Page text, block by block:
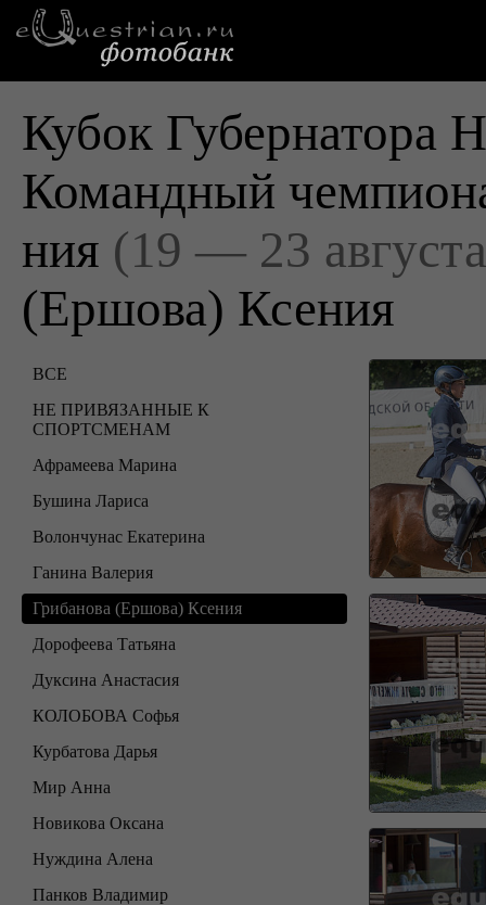
Кубок Губернатора
Командный
ния (19 — 23
(Ершова) Ксения
ВСЕ
НЕ ПРИВЯЗАННЫЕ К
СПОРТСМЕНАМ
Афрамеева Марина
Бушина Лариса
Волончунас Екатерина
Ганина Валерия
Грибанова (Ершова) Ксения
Дорофеева Татьяна
Дуксина Анастасия
КОЛОБОВА Софья
Курбатова Дарья
Мир Анна
Новикова Оксана
Нуждина Алена
Панков Владимир